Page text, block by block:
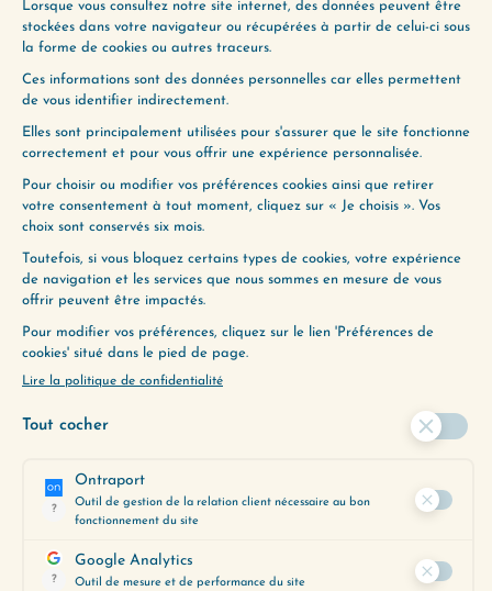
rappelant que c’est le résultat de vos
propres choix
Cette joie d’être là où vous êtes n’est
accessible qu’à une condition : vous
sentir aux commandes de votre vie. Si
votre quotidien vous semble une somme
de contraintes que vous n’avez pas
comme une échappatoire vers des vies
alors le signal qu’il est temps de changer
quelque chose — intérieurement,
extérieurement, ou les deux.